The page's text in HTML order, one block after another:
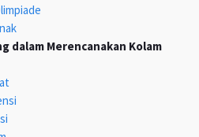
dalam Merencanakan Kolam